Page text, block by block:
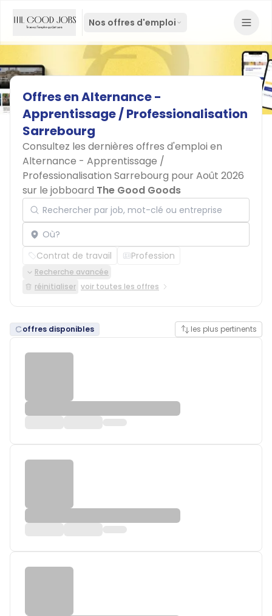
Nos offres d'emploi
OffresenAlternance-
Apprentissage/Professionalisation
Sarrebourg
Consultez les dernières offres d'emploi en
Alternance - Apprentissage /
Professionalisation Sarrebourg pour Août 2026
sur le jobboard The Good Goods
Rechercher par job, mot-clé ou entreprise
Localisation
Contrat de travail Profession
Recherche avancée
réinitialiser voir toutes les offres
offres disponibles les plus pertinents